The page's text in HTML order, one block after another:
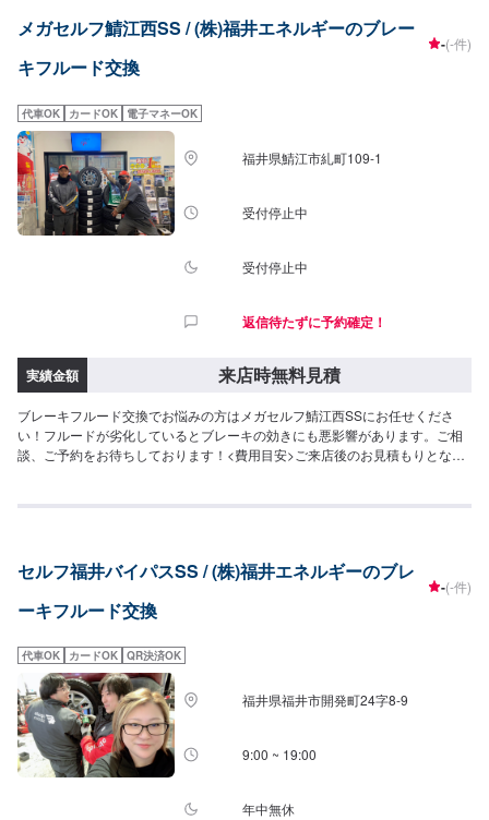
メガセルフ鯖江西SS / (株)福井エネルギーのブレー
キフルード交換
-(-件)
代車OK カードOK 電子マネーOK
福井県鯖江市糺町109-1
受付停止中
受付停止中
返信待たずに予約確定！
実績金額 来店時無料見積
ブレーキフルード交換でお悩みの方はメガセルフ鯖江西SSにお任せくださ
い！フルードが劣化しているとブレーキの効きにも悪影響があります。ご相
談、ご予約をお待ちしております！<費用目安>ご来店後のお見積もりとなり
セルフ福井バイパスSS / (株)福井エネルギーのブレ
ーキフルード交換
-(-件)
代車OK カードOK QR決済OK
福井県福井市開発町24字8-9
9:00 ~ 19:00
年中無休